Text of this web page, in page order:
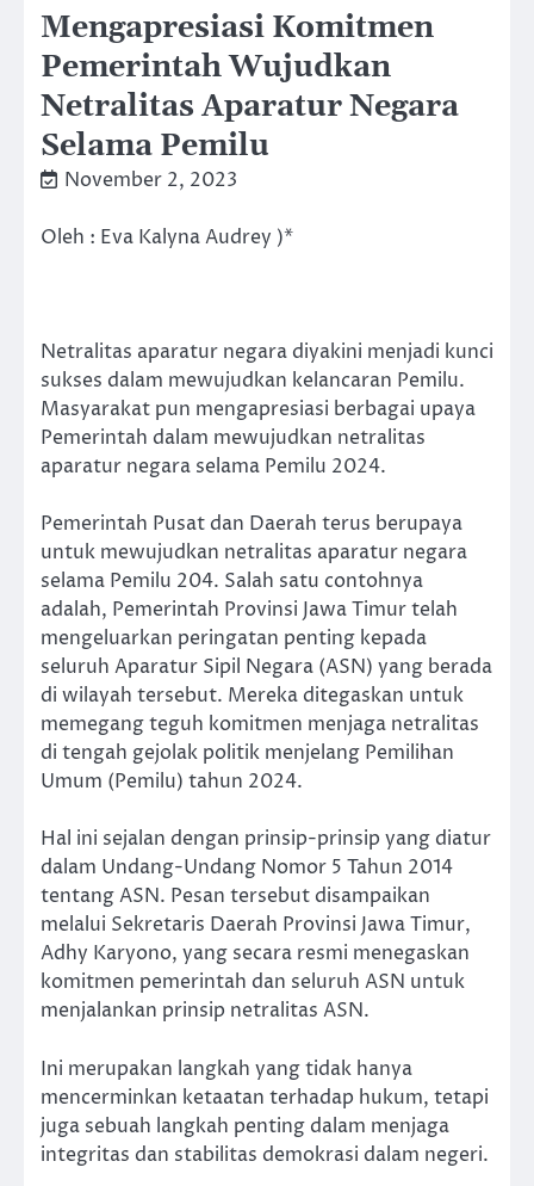
Mengapresiasi Komitmen
Pemerintah Wujudkan
Netralitas Aparatur Negara
Selama Pemilu
November 2, 2023
Oleh : Eva Kalyna Audrey )*
Netralitas aparatur negara diyakini menjadi kunci
sukses dalam mewujudkan kelancaran Pemilu.
Masyarakat pun mengapresiasi berbagai upaya
Pemerintah dalam mewujudkan netralitas
aparatur negara selama Pemilu 2024.
Pemerintah Pusat dan Daerah terus berupaya
untuk mewujudkan netralitas aparatur negara
selama Pemilu 204. Salah satu contohnya
adalah, Pemerintah Provinsi Jawa Timur telah
mengeluarkan peringatan penting kepada
seluruh Aparatur Sipil Negara (ASN) yang berada
di wilayah tersebut. Mereka ditegaskan untuk
memegang teguh komitmen menjaga netralitas
di tengah gejolak politik menjelang Pemilihan
Umum (Pemilu) tahun 2024.
Hal ini sejalan dengan prinsip-prinsip yang diatur
dalam Undang-Undang Nomor 5 Tahun 2014
tentang ASN. Pesan tersebut disampaikan
melalui Sekretaris Daerah Provinsi Jawa Timur,
Adhy Karyono, yang secara resmi menegaskan
komitmen pemerintah dan seluruh ASN untuk
menjalankan prinsip netralitas ASN.
Ini merupakan langkah yang tidak hanya
mencerminkan ketaatan terhadap hukum, tetapi
juga sebuah langkah penting dalam menjaga
integritas dan stabilitas demokrasi dalam negeri.